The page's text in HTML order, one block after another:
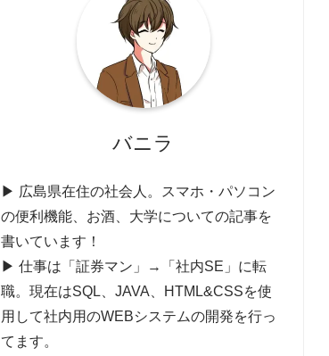
バニラ
▶ 広島県在住の社会人。スマホ・パソコン
の便利機能、お酒、大学についての記事を
書いています！
▶ 仕事は「証券マン」→「社内SE」に転
職。現在はSQL、JAVA、HTML&CSSを使
用して社内用のWEBシステムの開発を行っ
てます。